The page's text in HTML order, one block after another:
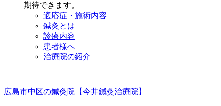
期待できます。
適応症・施術内容
鍼灸とは
診療内容
患者様へ
治療院の紹介
広島市中区の鍼灸院【今井鍼灸治療院】